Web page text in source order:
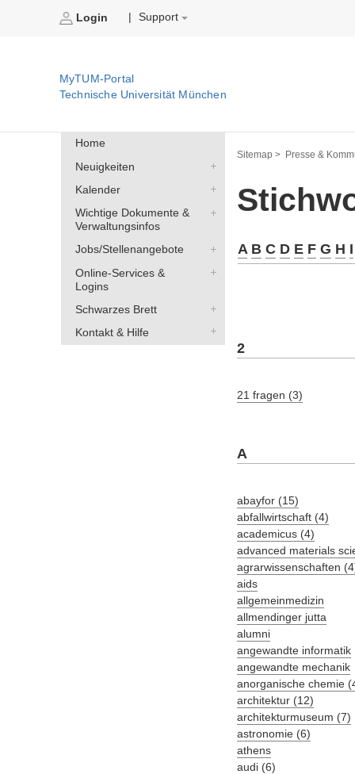
Login Support
MyTUM-Portal
Technische Universität München
Home
Neuigkeiten
Kalender
Wichtige Dokumente &
Verwaltungsinfos
Jobs/Stellenangebote
Online-Services &
Logins
Schwarzes Brett
Kontakt & Hilfe
Sitemap > Presse &
A B C D E F G H I
2
21 fragen (3)
A
abayfor (15)
abfallwirtschaft (4)
academicus (4)
advanced materials
agrarwissenschaften
aids
allgemeinmedizin
allmendinger jutta
alumni
angewandte informatik
angewandte mechanik
anorganische chemie
architektur (12)
architekturmuseum (7)
astronomie (6)
athens
audi (6)